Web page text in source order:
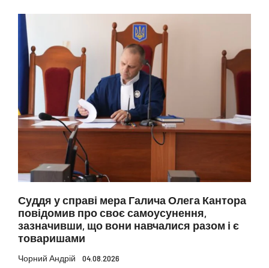
Суддя у справі мера Галича Олега Кантора
повідомив про своє самоусунення,
зазначивши, що вони навчалися разом і є
товаришами
Чорний Андрій 04.08.2026